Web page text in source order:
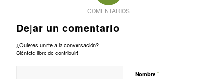
COMENTARIOS
Dejar un comentario
¿Quieres unirte a la conversación?
Siéntete libre de contribuir!
Nombre *